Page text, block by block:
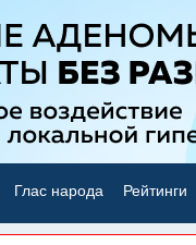
Глас народа Рейтинги